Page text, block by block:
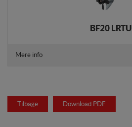
BF20 LRTU
Mere info
Tilbage Download PDF